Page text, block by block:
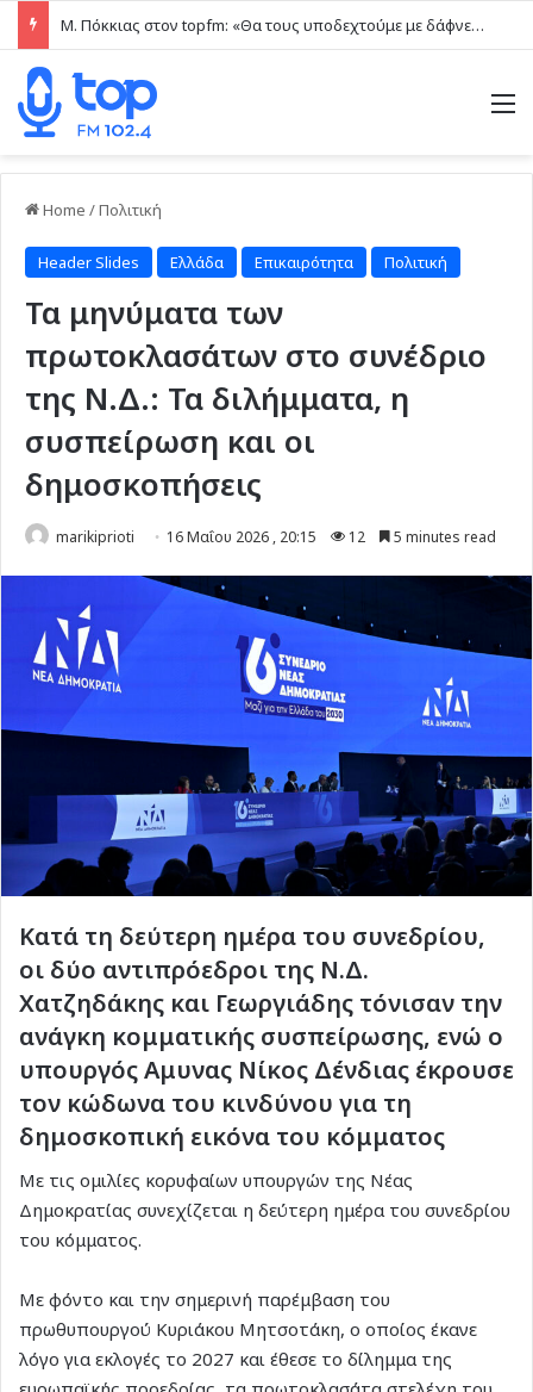
Η απάντηση Ασπράκη μέσω του topfm στην κριτική Κολιάδη: «Η Ρόδος είναι μικρή, όλοι γνωριζόμαστε» (ηχητικό)
Home /Πολιτική
Header Slides Ελλάδα Επικαιρότητα Πολιτική
Τα μηνύματα των
πρωτοκλασάτων στο συνέδριο
της Ν.Δ.: Τα διλήμματα, η
συσπείρωση και οι
δημοσκοπήσεις
marikiprioti 16 Μαΐου 2026 , 20:15 12 5 minutes read
Κατά τη δεύτερη ημέρα του συνεδρίου,
οι δύο αντιπρόεδροι της Ν.Δ.
Χατζηδάκης και Γεωργιάδης τόνισαν την
ανάγκη κομματικής συσπείρωσης, ενώ ο
υπουργός Αμυνας Νίκος Δένδιας έκρουσε
τον κώδωνα του κινδύνου για τη
δημοσκοπική εικόνα του κόμματος
Με τις ομιλίες κορυφαίων υπουργών της Νέας
Δημοκρατίας συνεχίζεται η δεύτερη ημέρα του συνεδρίου
του κόμματος.
Με φόντο και την σημερινή παρέμβαση του
πρωθυπουργού Κυριάκου Μητσοτάκη, ο οποίος έκανε
λόγο για εκλογές το 2027 και έθεσε το δίλημμα της